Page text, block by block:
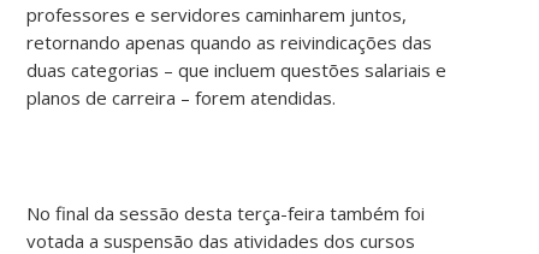
professores e servidores caminharem juntos,
retornando apenas quando as reivindicações das
duas categorias – que incluem questões salariais e
planos de carreira – forem atendidas.
No final da sessão desta terça-feira também foi
votada a suspensão das atividades dos cursos